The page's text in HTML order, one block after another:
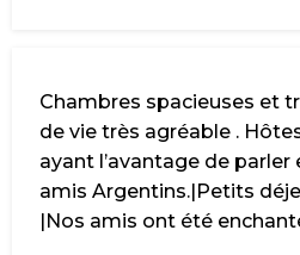
Chambres spacieuses et
de vie très agréable .
ayant l’avantage de
amis Argentins.|Petits
|Nos amis ont été